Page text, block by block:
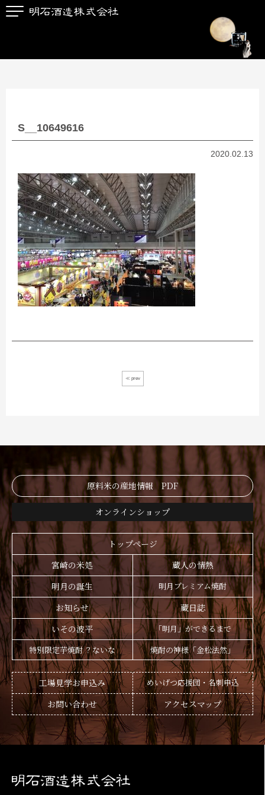
S__10649616
2020.02.13
≪ prev
原料米の産地情報 PDF
オンラインショップ
トップページ
宮崎の米処
蔵人の情熱
明月の誕生
明月プレミアム焼酎
お知らせ
蔵日誌
いその波平
「明月」ができるまで
特別限定芋焼酎 ？ないな
焼酎の神様「金松法然」
工場見学お申込み めいげつ応援団・名刺申込
お問い合わせ アクセスマップ